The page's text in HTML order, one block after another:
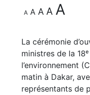
A A A A A
La cérémonie
ministres de la
l’environnement
matin à Dakar,
représentants de